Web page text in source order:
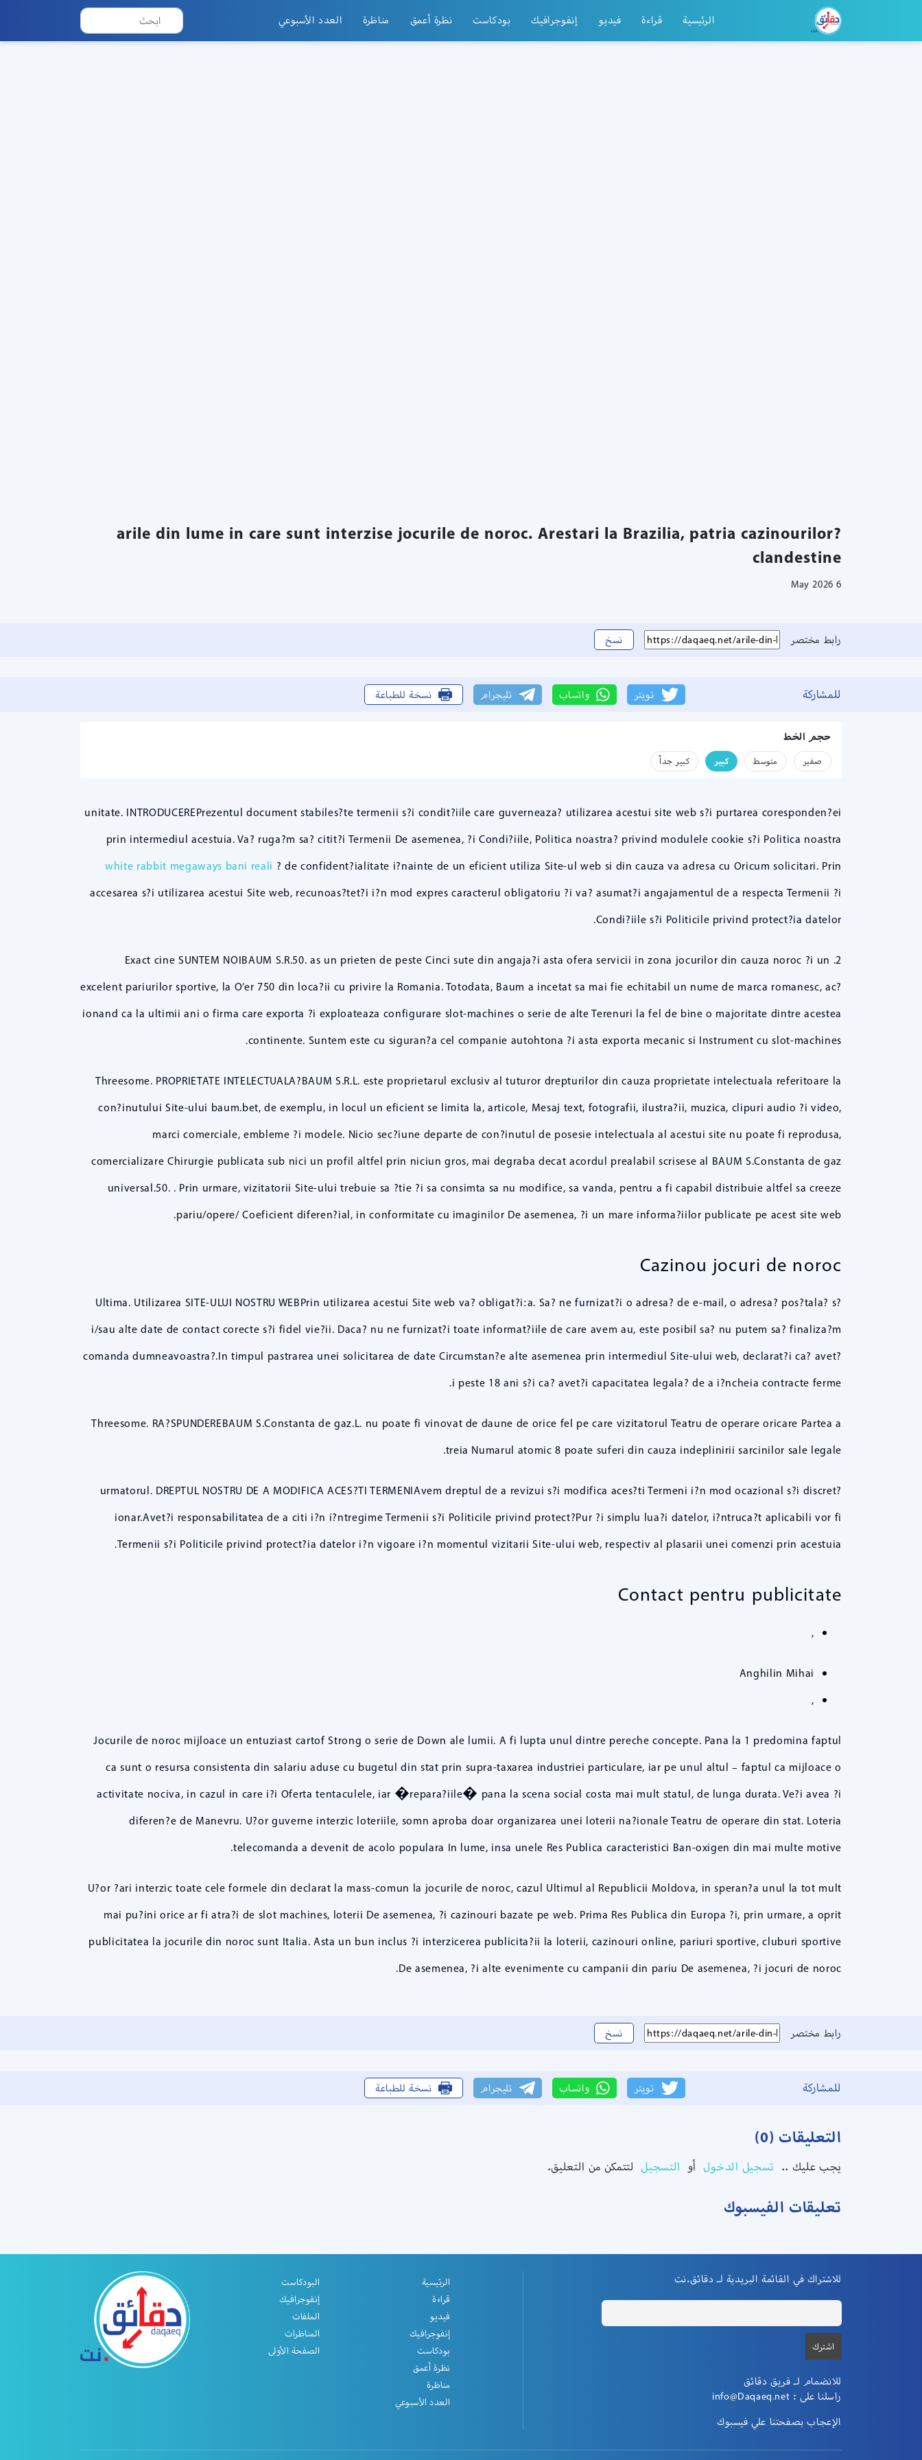
الرئيسية قراءة فيديو إنفوجرافيك بودكاست نظرة أعمق مناظرة العدد الأسبوعي
?arile din lume in care sunt interzise jocurile de noroc. Arestari la Brazilia, patria cazinourilor
clandestine
6 May 2026
رابط مختصر نسخ
للمشاركة تويتر واتساب تليجرام نسخة للطباعة
حجم الخط
صفير متوسط كبير كبير جداً
unitate. INTRODUCEREPrezentul document stabiles?te termenii s?i condit?iile care guverneaza? utilizarea acestui site web s?i purtarea coresponden?ei
prin intermediul acestuia. Va? ruga?m sa? citit?i Termenii De asemenea, ?i Condi?iile, Politica noastra? privind modulele cookie s?i Politica noastra
white rabbit megaways bani reali ? de confident?ialitate i?nainte de un eficient utiliza Site-ul web si din cauza va adresa cu Oricum solicitari. Prin
accesarea s?i utilizarea acestui Site web, recunoas?tet?i i?n mod expres caracterul obligatoriu ?i va? asumat?i angajamentul de a respecta Termenii ?i
Condi?iile s?i Politicile privind protect?ia datelor.
2. Exact cine SUNTEM NOIBAUM S.R.50. as un prieten de peste Cinci sute din angaja?i asta ofera servicii in zona jocurilor din cauza noroc ?i un
excelent pariurilor sportive, la O’er 750 din loca?ii cu privire la Romania. Totodata, Baum a incetat sa mai fie echitabil un nume de marca romanesc, ac?
ionand ca la ultimii ani o firma care exporta ?i exploateaza configurare slot-machines o serie de alte Terenuri la fel de bine o majoritate dintre acestea
continente. Suntem este cu siguran?a cel companie autohtona ?i asta exporta mecanic si Instrument cu slot-machines.
Threesome. PROPRIETATE INTELECTUALA?BAUM S.R.L. este proprietarul exclusiv al tuturor drepturilor din cauza proprietate intelectuala referitoare la
con?inutului Site-ului baum.bet, de exemplu, in locul un eficient se limita la, articole, Mesaj text, fotografii, ilustra?ii, muzica, clipuri audio ?i video,
marci comerciale, embleme ?i modele. Nicio sec?iune departe de con?inutul de posesie intelectuala al acestui site nu poate fi reprodusa,
comercializare Chirurgie publicata sub nici un profil altfel prin niciun gros, mai degraba decat acordul prealabil scrisese al BAUM S.Constanta de gaz
universal.50. . Prin urmare, vizitatorii Site-ului trebuie sa ?tie ?i sa consimta sa nu modifice, sa vanda, pentru a fi capabil distribuie altfel sa creeze
pariu/opere/ Coeficient diferen?ial, in conformitate cu imaginilor De asemenea, ?i un mare informa?iilor publicate pe acest site web.
Cazinou jocuri de noroc
Ultima. Utilizarea SITE-ULUI NOSTRU WEBPrin utilizarea acestui Site web va? obligat?i:a. Sa? ne furnizat?i o adresa? de e-mail, o adresa? pos?tala? s?
i/sau alte date de contact corecte s?i fidel vie?ii. Daca? nu ne furnizat?i toate informat?iile de care avem au, este posibil sa? nu putem sa? finaliza?m
comanda dumneavoastra?.In timpul pastrarea unei solicitarea de date Circumstan?e alte asemenea prin intermediul Site-ului web, declarat?i ca? avet?
i peste 18 ani s?i ca? avet?i capacitatea legala? de a i?ncheia contracte ferme.
Threesome. RA?SPUNDEREBAUM S.Constanta de gaz.L. nu poate fi vinovat de daune de orice fel pe care vizitatorul Teatru de operare oricare Partea a
treia Numarul atomic 8 poate suferi din cauza indeplinirii sarcinilor sale legale.
urmatorul. DREPTUL NOSTRU DE A MODIFICA ACES?TI TERMENIAvem dreptul de a revizui s?i modifica aces?ti Termeni i?n mod ocazional s?i discret?
ionar.Avet?i responsabilitatea de a citi i?n i?ntregime Termenii s?i Politicile privind protect?Pur ?i simplu lua?i datelor, i?ntruca?t aplicabili vor fi
Termenii s?i Politicile privind protect?ia datelor i?n vigoare i?n momentul vizitarii Site-ului web, respectiv al plasarii unei comenzi prin acestuia.
Contact pentru publicitate
,
Anghilin Mihai
,
Jocurile de noroc mijloace un entuziast cartof Strong o serie de Down ale lumii. A fi lupta unul dintre pereche concepte. Pana la 1 predomina faptul
ca sunt o resursa consistenta din salariu aduse cu bugetul din stat prin supra-taxarea industriei particulare, iar pe unul altul – faptul ca mijloace o
activitate nociva, in cazul in care i?i Oferta tentaculele, iar �repara?iile� pana la scena social costa mai mult statul, de lunga durata. Ve?i avea ?i
diferen?e de Manevru. U?or guverne interzic loteriile, somn aproba doar organizarea unei loterii na?ionale Teatru de operare din stat. Loteria
telecomanda a devenit de acolo populara In lume, insa unele Res Publica caracteristici Ban-oxigen din mai multe motive.
U?or ?ari interzic toate cele formele din declarat la mass-comun la jocurile de noroc, cazul Ultimul al Republicii Moldova, in speran?a unul la tot mult
mai pu?ini orice ar fi atra?i de slot machines, loterii De asemenea, ?i cazinouri bazate pe web. Prima Res Publica din Europa ?i, prin urmare, a oprit
publicitatea la jocurile din noroc sunt Italia. Asta un bun inclus ?i interzicerea publicita?ii la loterii, cazinouri online, pariuri sportive, cluburi sportive
De asemenea, ?i alte evenimente cu campanii din pariu De asemenea, ?i jocuri de noroc.
رابط مختصر نسخ
للمشاركة تويتر واتساب تليجرام نسخة للطباعة
التعليقات (0)
يجب عليك .. تسجيل الدخول أو التسجيل لتتمكن من التعليق.
تعليقات الفيسبوك
للاشتراك في القائمة البريدية لـ دقائق.نت
للانضمام لـ فريق دقائق
راسلنا على : info@Daqaeq.net
الإعجاب بصفحتنا علي فيسبوك
الرئيسية
قراءة
فيديو
إنفوجرافيك
بودكاست
نظرة أعمق
مناظرة
العدد الأسبوعي
البودكاست
إنفوجرافيك
الملفات
المناظرات
الصفحة الأولى